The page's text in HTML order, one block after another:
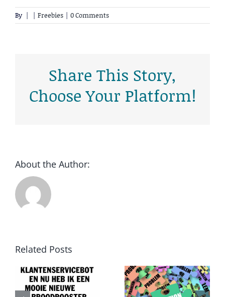
By | | Freebies | 0 Comments
Share This Story,
Choose Your Platform!
About the Author:
Related Posts
Van
Druk,